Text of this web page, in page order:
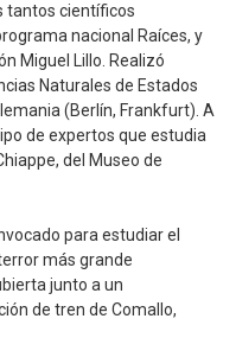
tantos científicos
nacional Raíces, y
Miguel Lillo. Realizó
Naturales de Estados
(Berlín, Frankfurt). A
de expertos que estudia
del Museo de
para estudiar el
más grande
junto a un
de tren de Comallo,